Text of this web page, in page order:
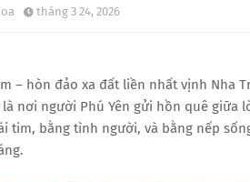
tháng 3 24, 2026
– hòn đảo xa đất liền nhất vịnh Nha
là nơi người Phú Yên gửi hồn quê giữa
tim, bằng tình người, và bằng nếp